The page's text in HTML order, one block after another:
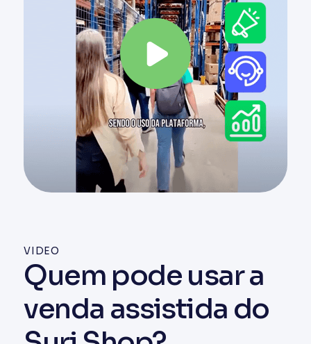
VIDEO
Quem pode usar a
venda assistida do